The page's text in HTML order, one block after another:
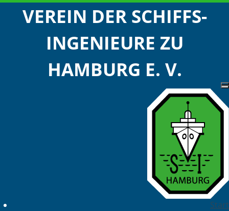
VEREIN DER SCHIFFS-
INGENIEURE ZU
HAMBURG E. V.
Start